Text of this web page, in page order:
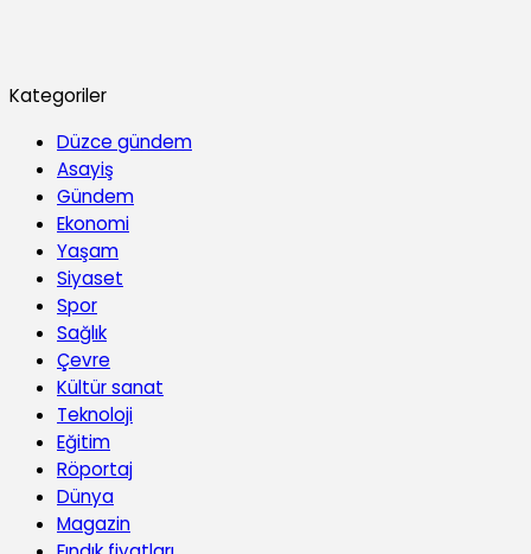
Kategoriler
Düzce gündem
Asayiş
Gündem
Ekonomi
Yaşam
Siyaset
Spor
Sağlık
Çevre
Kültür sanat
Teknoloji
Eğitim
Röportaj
Dünya
Magazin